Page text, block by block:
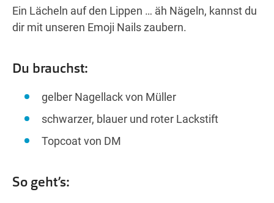
Ein Lächeln auf den Lippen … äh Nägeln, kannst du
dir mit unseren Emoji Nails zaubern.
Du brauchst:
gelber Nagellack von Müller
schwarzer, blauer und roter Lackstift
Topcoat von DM
So geht’s: